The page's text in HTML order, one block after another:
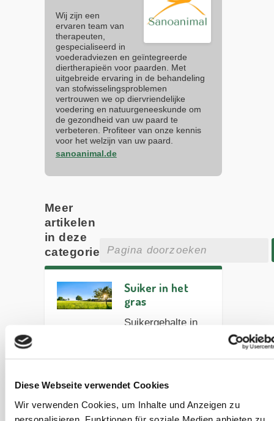
Diese Webseite verwendet Cookies
Wir verwenden Cookies, um Inhalte und Anzeigen zu
personalisieren, Funktionen für soziale Medien anbieten zu
Wij zijn een
ervaren team van
therapeuten,
gespecialiseerd in
voederadviezen en geïntegreerde
diertherapieën voor paarden. Met
uitgebreide ervaring in de behandeling
van stofwisselingsproblemen
vertrouwen we op diervriendelijke
voedering en natuurgeneeskunde om
de gezondheid van uw paard te
verbeteren. Profiteer van onze kennis
voor het welzijn van uw paard.
sanoanimal.de
Meer
artikelen
in deze
categorie
Suiker in het
gras
Suikergehalte in
nu meer in het
SANOANIMAL
artikel✓